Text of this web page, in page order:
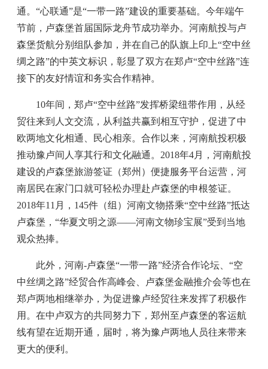
通。“心联通”是“一带一路”建设的重要基础。今年端午
节前，卢森堡首届国际龙舟节成功举办。河南航投与卢
森堡货航分别组队参加，并在自己的队旗上印上“空中丝
绸之路”的中英文标识，彰显了双方在郑卢“空中丝路”连
接下的友好情谊和务实合作精神。
10年间，郑卢“空中丝路”发挥桥梁纽带作用，从经
贸往来到人文交流，从利益共赢到相互守护，促进了中
欧两地文化相通、民心相亲。合作以来，河南航投积极
推动豫卢间人享其行和文化融通。2018年4月，河南航投
建设的卢森堡旅游签证（郑州）便捷服务平台运营，河
南居民在家门口就可轻松办理赴卢森堡的申根签证。
2018年11月，145件（组）河南文物搭乘“空中丝路”抵达
卢森堡，“华夏文明之源——河南文物珍宝展”受到当地
观众热捧。
此外，河南-卢森堡“一带一路”经济合作论坛、“空
中丝绸之路”经贸合作高峰会、卢森堡金融推介会等也在
郑卢两地相继举办，为促进豫卢经贸往来发挥了积极作
用。在中卢双方的共同努力下，郑州至卢森堡的客运航
线有望在近期开通，届时，将为豫卢两地人员往来带来
更大的便利。